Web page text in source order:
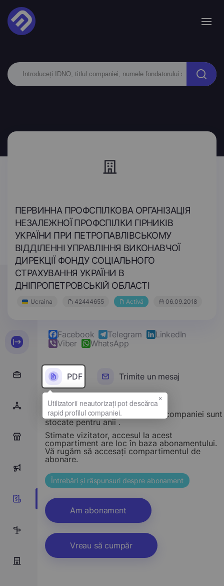
ПЕРВИННА ПРОФСПІЛКОВА ОРГАНІЗАЦІЯ
НЕЗАЛЕЖНОЇ ПРОФСПІЛКИ ГІРНИКІВ
УКРАЇНИ ПРИ ПЕТРОПАВЛІВСЬКОМУ
ВІДДІЛЕННІ УПРАВЛІННЯ ВИКОНАВЧОЇ
ДИРЕКЦІЇ ФОНДУ СОЦІАЛЬНОГО
СТРАХУВАННЯ УКРАЇНИ В
ДНІПРОПЕТРОВСЬКІЙ ОБЛАСТІ
Ucraina 42444655 Activă 06.09.2018
0
0
Facebook Telegram
LinkedIn
Viber
WhatsApp
PDF Trimite un mesaj
Rapoarte financiare ale acestei companiei sunt
stocate pentru anii .
Stimate vizitator, accesul la acest
compartiment are loc în baza abonamentului.
Vă rugăm să accesați compartimentul de
abonare.
Întrebări și răspunsuri despre abonament
Am abonament
Vreau să cumpăr
×